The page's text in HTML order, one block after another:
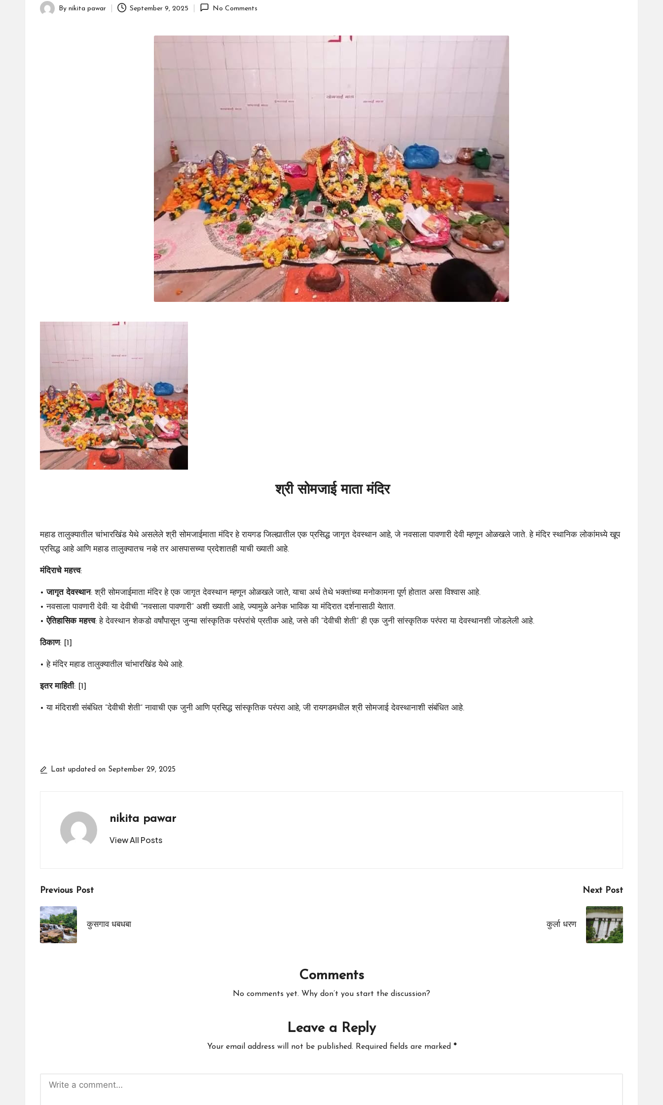
Posted
By nikita pawar September 9, 2025 No Comments
श्री सोमजाई माता मंदिर
महाड तालुक्यातील चांभारखिंड येथे असलेले श्री सोमजाईमाता मंदिर हे रायगड जिल्ह्यातील एक प्रसिद्ध जागृत देवस्थान आहे, जे नवसाला पावणारी देवी म्हणून ओळखले जाते. हे मंदिर स्थानिक लोकांमध्ये खूप
प्रसिद्ध आहे आणि महाड तालुक्यातच नव्हे तर आसपासच्या प्रदेशातही याची ख्याती आहे.
मंदिराचे महत्त्व:
•जागृत देवस्थान: श्री सोमजाईमाता मंदिर हे एक जागृत देवस्थान म्हणून ओळखले जाते, याचा अर्थ तेथे भक्तांच्या मनोकामना पूर्ण होतात असा विश्वास आहे.
• नवसाला पावणारी देवी: या देवीची “नवसाला पावणारी” अशी ख्याती आहे, ज्यामुळे अनेक भाविक या मंदिरात दर्शनासाठी येतात.
•ऐतिहासिक महत्त्व: हे देवस्थान शेकडो वर्षांपासून जुन्या सांस्कृतिक परंपरांचे प्रतीक आहे, जसे की “देवीची शेती” ही एक जुनी सांस्कृतिक परंपरा या देवस्थानशी जोडलेली आहे.
ठिकाण: [1]
• हे मंदिर महाड तालुक्यातील चांभारखिंड येथे आहे.
इतर माहिती: [1]
• या मंदिराशी संबंधित “देवीची शेती” नावाची एक जुनी आणि प्रसिद्ध सांस्कृतिक परंपरा आहे, जी रायगडमधील श्री सोमजाई देवस्थानाशी संबंधित आहे.
Last updated on September 29, 2025
nikita pawar
View All Posts
Post
navigation
Previous Post
कुसगाव धबधबा
Next Post
कुर्ला धरण
Comments
No comments yet. Why don’t you start the discussion?
Leave a Reply
Your email address will not be published. Required fields are marked *